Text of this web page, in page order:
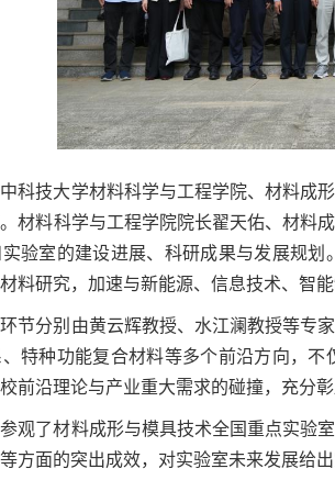
科技大学材料科学与工程学院、材料成
材料科学与工程学院院长翟天佑、材料
验室的建设进展、科研成果与发展规划
料研究，加速与新能源、信息技术、智
节分别由黄云辉教授、水江澜教授等专家
特种功能复合材料等多个前沿方向，
前沿理论与产业重大需求的碰撞，充分
参观了材料成形与模具技术全国重点实验
方面的突出成效，对实验室未来发展给出